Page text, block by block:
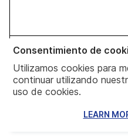
Ciudadanía por
contribución
principal +
Consentimiento de
Utilizamos cookies para
continuar utilizando
uso de cookies.
LEARN